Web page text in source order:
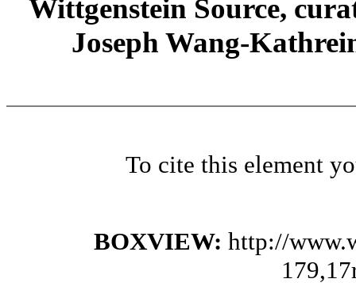
Wittgenstein Source,
Joseph Wang-
To cite this element
BOXVIEW: http://